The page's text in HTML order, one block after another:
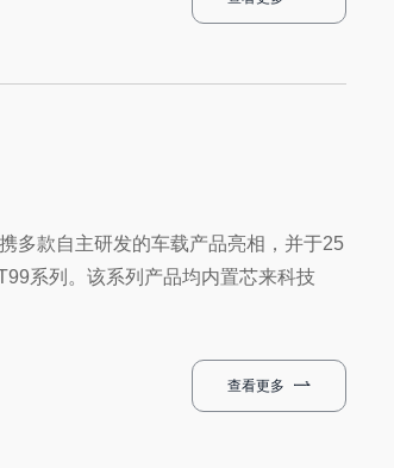
多款自主研发的车载产品亮相，并于25
系列。该系列产品均内置芯来科技
查看更多